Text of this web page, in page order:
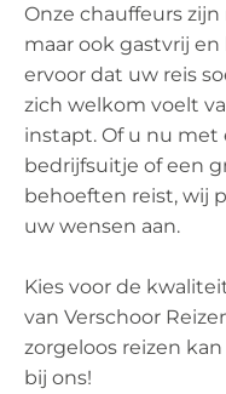
Onze chauffeurs
maar ook gastvrij
ervoor dat uw reis
zich welkom voelt
instapt. Of u nu met
bedrijfsuitje of een
behoeften reist, wij
uw wensen aan.
Kies voor de
van Verschoor
zorgeloos reizen
bij ons!